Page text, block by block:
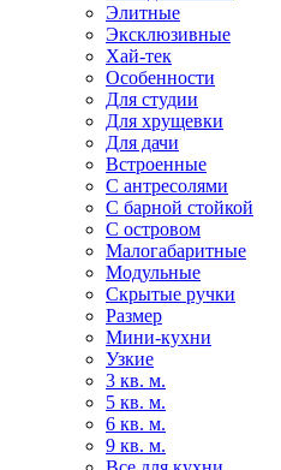
Элитные
Эксклюзивные
Хай-тек
Особенности
Для студии
Для хрущевки
Для дачи
Встроенные
С антресолями
С барной стойкой
С островом
Малогабаритные
Модульные
Скрытые ручки
Размер
Мини-кухни
Узкие
3 кв. м.
5 кв. м.
6 кв. м.
9 кв. м.